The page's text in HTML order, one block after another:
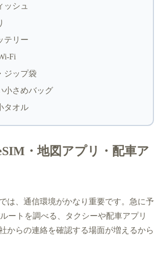
ッシュ
テリー
Fi
ジップ袋
小さめバッグ
タオル
・地図アプリ・配車ア
は、通信環境がかなり重要です。急に予
ートを調べる、タクシーや配車アプリ
からの連絡を確認する場面が増えるから